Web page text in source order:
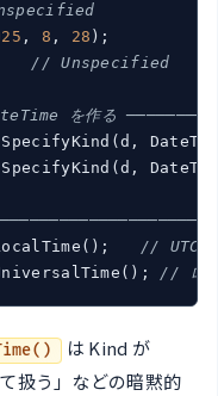
, 8 , 28 );
// Unspecified
を作る ────────
// UTC →
// ロ
は Kind が
扱う」などの暗黙的